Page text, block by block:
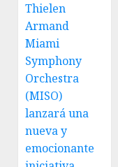
Thielen
Armand
Miami
Symphony
Orchestra
(MISO)
lanzará una
nueva y
emocionante